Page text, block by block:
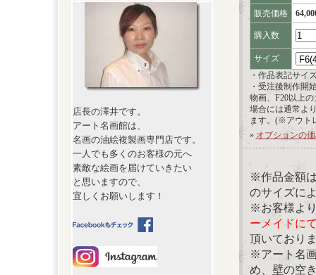
店長の澤井です。
アート名画館は、
名画の油絵複製画専門店です。
一人でも多くのお客様の元へ
素敵な絵画を届けていきたい
と思いますので、
宜しくお願いします！
販売価格
購入数
サイズ
・作品表記サイ
・受注後制作開
物画、F20以上
場合には通常よ
ます。(※アウト
» オプションの
※作品金額
のサイズに
※お客様よ
ーメイドに
頂いており
※アート名
め、壁の空